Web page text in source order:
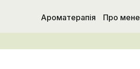
Ароматерапія Про мене